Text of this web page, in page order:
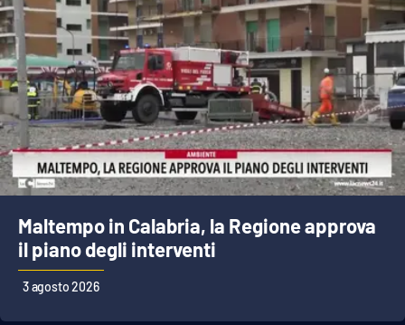
Cronaca
Cultura
Economia e Lavoro
Politica
Sanità
Società
Maltempo in Calabria, la Regione approva
il piano degli interventi
3 agosto 2026